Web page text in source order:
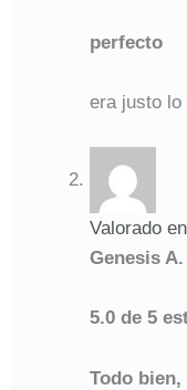
perfecto
era justo lo
Valorado en
Genesis A.
5.0 de 5
Todo